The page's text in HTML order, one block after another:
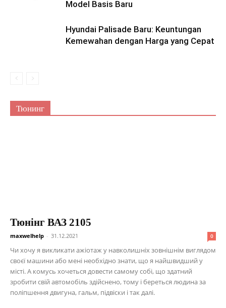
Model Basis Baru
Hyundai Palisade Baru: Keuntungan
Kemewahan dengan Harga yang Cepat
Тюнинг
Тюнінг ВАЗ 2105
maxwelhelp - 31.12.2021 0
Чи хочу я викликати ажіотаж у навколишніх зовнішнім виглядом
своєї машини або мені необхідно знати, що я найшвидший у
місті. А комусь хочеться довести самому собі, що здатний
зробити свій автомобіль здійснено, тому і береться людина за
поліпшення двигуна, гальм, підвіски і так далі.